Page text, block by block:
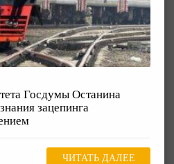
Госдумы Останина
зацепинга
ЧИТАТЬ ДАЛЕЕ